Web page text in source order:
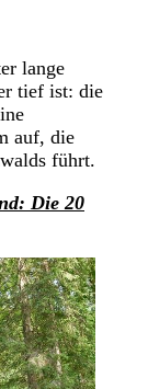
lange
tief ist: die
auf, die
führt.
Die 20